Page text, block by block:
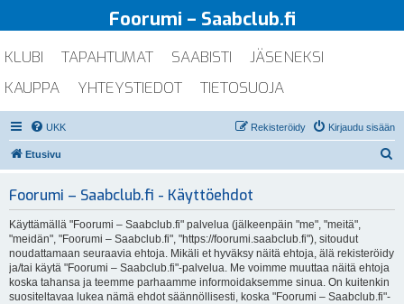
Foorumi – Saabclub.fi
KLUBI TAPAHTUMAT SAABISTI
JÄSENEKSI
KAUPPA
YHTEYSTIEDOT TIETOSUOJA
UKK Kirjaudu sisään
Rekisteröidy
Etusivu
Foorumi – Saabclub.fi - Käyttöehdot
Käyttämällä "Foorumi – Saabclub.fi" palvelua (jälkeenpäin "me", "meitä",
"meidän", "Foorumi – Saabclub.fi", "https://foorumi.saabclub.fi"), sitoudut
noudattamaan seuraavia ehtoja. Mikäli et hyväksy näitä ehtoja, älä rekisteröidy
ja/tai käytä "Foorumi – Saabclub.fi"-palvelua. Me voimme muuttaa näitä ehtoja
koska tahansa ja teemme parhaamme informoidaksemme sinua. On kuitenkin
suositeltavaa lukea nämä ehdot säännöllisesti, koska "Foorumi – Saabclub.fi"-